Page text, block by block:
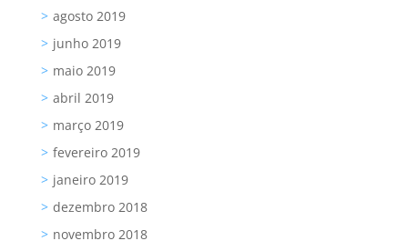
agosto 2019
junho 2019
maio 2019
abril 2019
março 2019
fevereiro 2019
janeiro 2019
dezembro 2018
novembro 2018